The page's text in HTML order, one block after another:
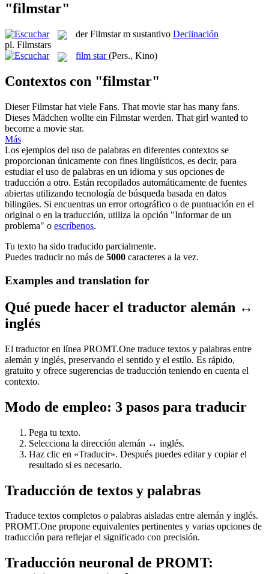
"filmstar"
derFilmstar m sustantivo Declinación
pl. Filmstars
film star (Pers., Kino)
Contextos con "filmstar"
DieserFilmstarhat viele Fans. That movie starhas many fans.
Dieses Mädchen wollte ein Filmstarwerden. That girl wanted to
become a movie star.
Más
Los ejemplos del uso de palabras en diferentes contextos se
proporcionan únicamente con fines lingüísticos, es decir, para
estudiar el uso de palabras en un idioma y sus opciones de
traducción a otro. Están recopilados automáticamente de fuentes
abiertas utilizando tecnología de búsqueda basada en datos
bilingües. Si encuentras un error ortográfico o de puntuación en el
original o en la traducción, utiliza la opción "Informar de un
problema" o escríbenos.
Tu texto ha sido traducido parcialmente.
Puedes traducir no más de 5000 caracteres a la vez.
Examples and translation for
Qué puede hacer el traductor alemán ↔
inglés
El traductor en línea PROMT.One traduce textos y palabras entre
alemán y inglés, preservando el sentido y el estilo. Es rápido,
gratuito y ofrece sugerencias de traducción teniendo en cuenta el
contexto.
Modo de empleo: 3 pasos para traducir
Pega tu texto.
Selecciona la dirección alemán ↔ inglés.
Haz clic en «Traducir». Después puedes editar y copiar el
resultado si es necesario.
Traducción de textos y palabras
Traduce textos completos o palabras aisladas entre alemán y inglés.
PROMT.One propone equivalentes pertinentes y varias opciones de
traducción para reflejar el significado con precisión.
Traducción neuronal de PROMT: